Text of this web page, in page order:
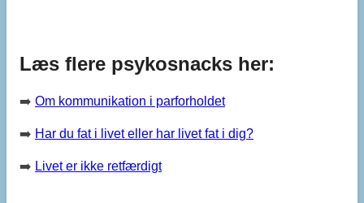
Læs flere psykosnacks her:
➡️ Om kommunikation i parforholdet
➡️ Har du fat i livet eller har livet fat i dig?
➡️ Livet er ikke retfærdigt